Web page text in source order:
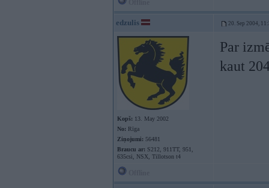
edzulis 20. Sep 2004,
Kopš: 13. May 2002
No: Rīga
Ziņojumi: 56481
Braucu ar: S212, 911TT, 951,
635csi, NSX, Tillotson t4
Par
kaut